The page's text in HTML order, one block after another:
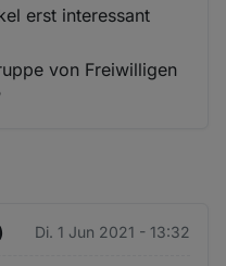
erst interessant
von Freiwilligen
Di. 1 Jun 2021 - 13:32